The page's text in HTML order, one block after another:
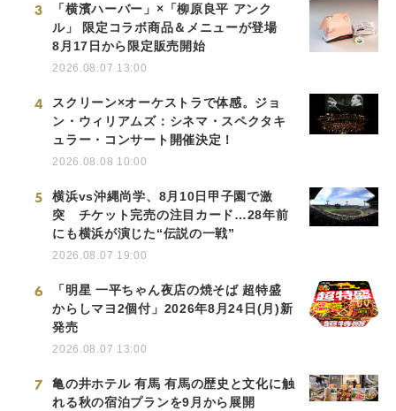
3
「横濱ハーバー」×「柳原良平 アンク
ル」 限定コラボ商品＆メニューが登場
8月17日から限定販売開始
2026.08.07 13:00
4
スクリーン×オーケストラで体感。ジョ
ン・ウィリアムズ：シネマ・スペクタキ
ュラー・コンサート開催決定！
2026.08.08 10:00
5
横浜vs沖縄尚学、8月10日甲子園で激
突 チケット完売の注目カード…28年前
にも横浜が演じた“伝説の一戦”
2026.08.07 19:00
6
「明星 一平ちゃん夜店の焼そば 超特盛
からしマヨ2個付」2026年8月24日(月)新
発売
2026.08.07 13:00
7
亀の井ホテル 有馬 有馬の歴史と文化に触
れる秋の宿泊プランを9月から展開